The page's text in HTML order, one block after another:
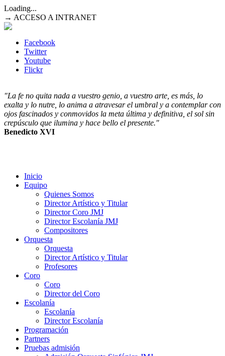
Loading...
→ ACCESO A INTRANET
Facebook
Twitter
Youtube
Flickr
"La fe no quita nada a vuestro genio, a vuestro arte, es más, lo
exalta y lo nutre, lo anima a atravesar el umbral y a contemplar con
ojos fascinados y conmovidos la meta última y definitiva, el sol sin
crepúsculo que ilumina y hace bello el presente."
Benedicto XVI
Inicio
Equipo
Quienes Somos
Director Artístico y Titular
Director Coro JMJ
Director Escolanía JMJ
Compositores
Orquesta
Orquesta
Director Artístico y Titular
Profesores
Coro
Coro
Director del Coro
Escolanía
Escolanía
Director Escolanía
Programación
Partners
Pruebas admisión